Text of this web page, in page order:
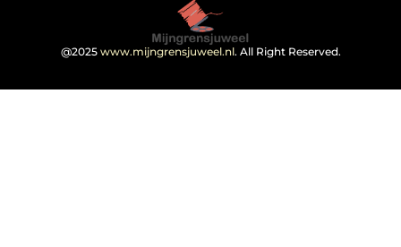
@2025 www.mijngrensjuweel.nl. All Right Reserved.